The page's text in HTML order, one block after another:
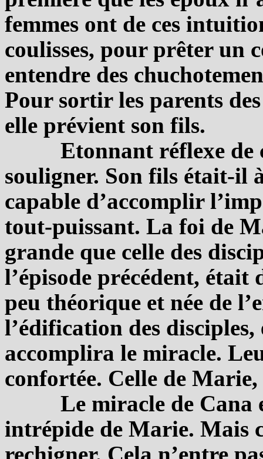
femmes ont de ces
coulisses, pour prêter un
entendre des
Pour sortir les parents
elle prévient son fils.
Etonnant réflexe de
souligner. Son fils était-il
capable d’accomplir
tout-puissant. La foi de
grande que celle des
l’épisode précédent, était
peu théorique et née de
l’édification des disciples,
accomplira le miracle.
confortée. Celle de
Le miracle de Cana
intrépide de Marie. Mais
rechigner. Cela n’entre